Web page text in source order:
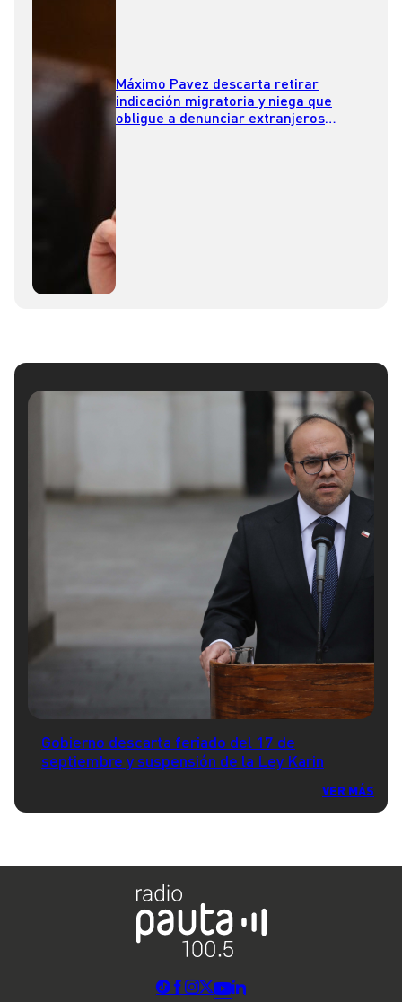
Máximo Pavez descarta retirar
indicación migratoria y niega que
obligue a denunciar extranjeros
Gobierno descarta feriado del 17 de
septiembre y suspensión de la Ley Karin
VER MÁS